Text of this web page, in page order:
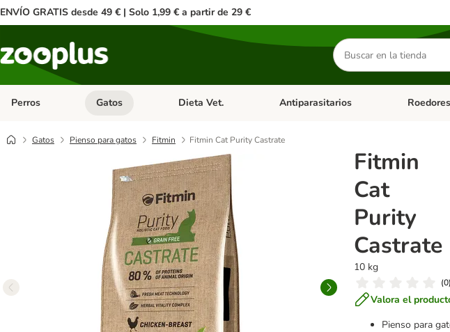
ENVÍO GRATIS desde 49 € | Solo 1,99 € a partir de 29 €
Buscar
productos
Perros Menú de categoria abierto: Perros
Gatos Menú de categoria abierto: Gatos
Dieta Vet. Menú de categoria abierto: Dieta Vet.
Antiparasitarios Menú de
Gatos Pienso para gatos Fitmin Fitmin Cat Purity Castrate
Fitmin
Cat
Purity
Castrate
10 kg
(0)
Valora el
Pienso para